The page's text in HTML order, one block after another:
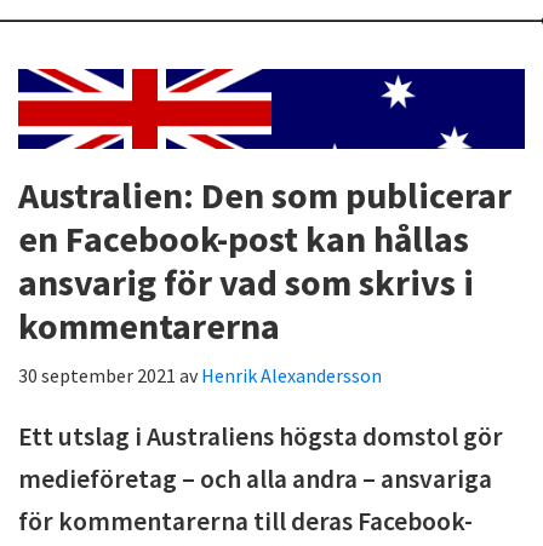
Australien: Den som publicerar
en Facebook-post kan hållas
ansvarig för vad som skrivs i
kommentarerna
30 september 2021 avHenrik Alexandersson
Ett utslag i Australiens högsta domstol gör
medieföretag – och alla andra – ansvariga
för kommentarerna till deras Facebook-